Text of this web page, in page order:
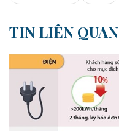
TIN LIÊN QUAN